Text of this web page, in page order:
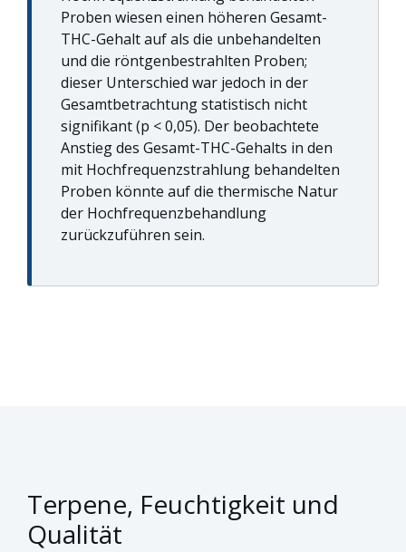
Proben wiesen einen höheren Gesamt-
THC-Gehalt auf als die unbehandelten
und die röntgenbestrahlten Proben;
dieser Unterschied war jedoch in der
Gesamtbetrachtung statistisch nicht
signifikant (p < 0,05). Der beobachtete
Anstieg des Gesamt-THC-Gehalts in den
mit Hochfrequenzstrahlung behandelten
Proben könnte auf die thermische Natur
der Hochfrequenzbehandlung
zurückzuführen sein.
Terpene, Feuchtigkeit und
Qualität